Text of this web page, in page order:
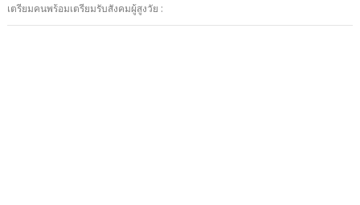
เตรียมคนพร้อมเตรียมรับสังคมผู้สูงวัย :